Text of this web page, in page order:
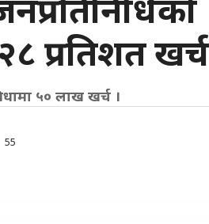
प्रतिशत खर्च
५० लाख खर्च ।
55